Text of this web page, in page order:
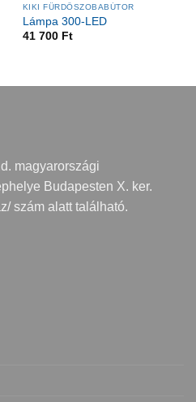
KIKI FÜRDŐSZOBABÚTOR
Lámpa 300-LED
41 700 Ft
magyarországi
Budapesten X. ker.
szám alatt található.